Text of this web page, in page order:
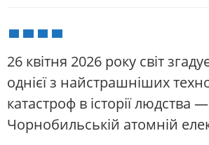
26 квітня 2026 року світ
однієї з найстрашніших
катастроф в історії людства
Чорнобильській атомній